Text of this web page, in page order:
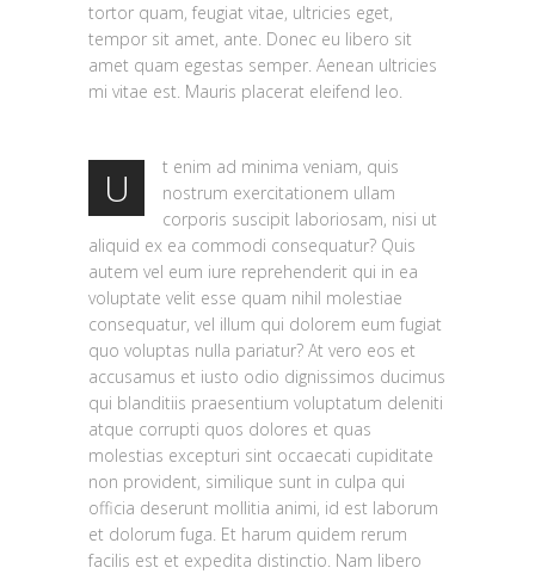
tortor quam, feugiat vitae, ultricies eget,
tempor sit amet, ante. Donec eu libero sit
amet quam egestas semper. Aenean ultricies
mi vitae est. Mauris placerat eleifend leo.
U
t enim ad minima veniam, quis
nostrum exercitationem ullam
corporis suscipit laboriosam, nisi ut
aliquid ex ea commodi consequatur? Quis
autem vel eum iure reprehenderit qui in ea
voluptate velit esse quam nihil molestiae
consequatur, vel illum qui dolorem eum fugiat
quo voluptas nulla pariatur? At vero eos et
accusamus et iusto odio dignissimos ducimus
qui blanditiis praesentium voluptatum deleniti
atque corrupti quos dolores et quas
molestias excepturi sint occaecati cupiditate
non provident, similique sunt in culpa qui
officia deserunt mollitia animi, id est laborum
et dolorum fuga. Et harum quidem rerum
facilis est et expedita distinctio. Nam libero